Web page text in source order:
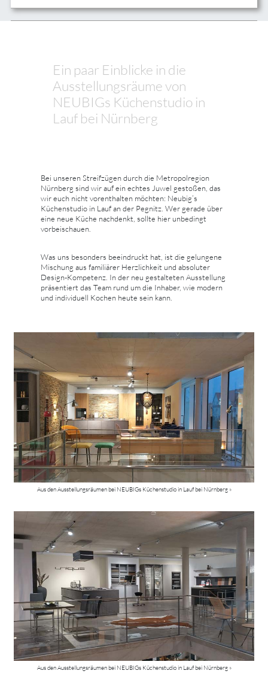
Ein paar Einblicke in die
Ausstellungsräume von
NEUBIGs Küchenstudio in
Lauf bei Nürnberg
Bei unseren Streifzügen durch die Metropolregion
Nürnberg sind wir auf ein echtes Juwel gestoßen, das
wir euch nicht vorenthalten möchten: Neubig’s
Küchenstudio in Lauf an der Pegnitz. Wer gerade über
eine neue Küche nachdenkt, sollte hier unbedingt
vorbeischauen.
Was uns besonders beeindruckt hat, ist die gelungene
Mischung aus familiärer Herzlichkeit und absoluter
Design-Kompetenz. In der neu gestalteten Ausstellung
präsentiert das Team rund um die Inhaber, wie modern
und individuell Kochen heute sein kann.
Aus den Ausstellungsräumen bei NEUBIGs Küchenstudio in Lauf bei Nürnberg »
Aus den Ausstellungsräumen bei NEUBIGs Küchenstudio in Lauf bei Nürnberg »